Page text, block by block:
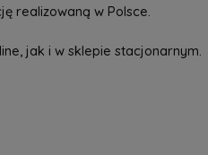
realizowaną w Polsce.
jak i w sklepie stacjonarnym.